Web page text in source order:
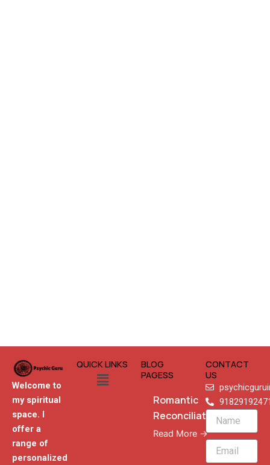
Welcome to
my spiritual
space. I
offer a
range of
personalized
QUICK LINKS
Menu
BLOG
PAGESS
Romantic
Reconciliation
Read More →
CONTACT
US
Name
Email